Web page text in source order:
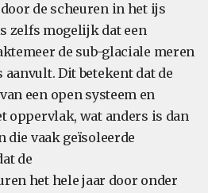
de scheuren in het ijs
zelfs mogelijk dat een
de sub-glaciale meren
Dit betekent dat de
een open systeem en
oppervlak, wat anders is dan
die vaak geïsoleerde
de
het hele jaar door onder